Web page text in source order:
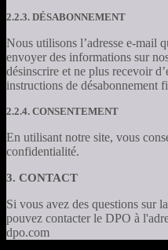
2.2.3. DÉSABONNEMENT
Nous utilisons l’adresse e-mail
envoyer des informations sur
désinscrire et ne plus recevoir
instructions de désabonnement
2.2.4. CONSENTEMENT
En utilisant notre site, vous
confidentialité.
3. CONTACT
Si vous avez des questions sur
pouvez contacter le DPO à
dpo.com